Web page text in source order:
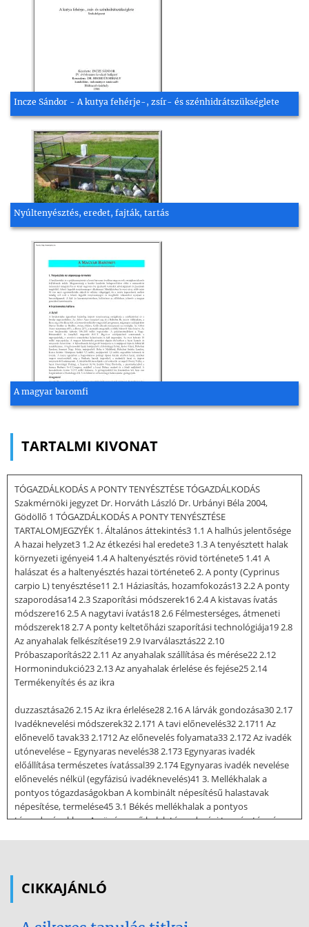
Incze Sándor - A kutya fehérje-, zsír- és szénhidrátszükséglete
Nyúltenyésztés, eredet, fajták, tartás
A magyar baromfi
TARTALMI KIVONAT
TÓGAZDÁLKODÁS A PONTY TENYÉSZTÉSE TÓGAZDÁLKODÁS
Szakmérnöki jegyzet Dr. Horváth László Dr. Urbányi Béla 2004,
Gödöllő 1 TÓGAZDÁLKODÁS A PONTY TENYÉSZTÉSE
TARTALOMJEGZYÉK 1. Általános áttekintés3 1.1 A halhús jelentősége
A hazai helyzet3 1.2 Az étkezési hal eredete3 1.3 A tenyésztett halak
környezeti igényei4 1.4 A haltenyésztés rövid története5 1.41 A
halászat és a haltenyésztés hazai története6 2. A ponty (Cyprinus
carpio L) tenyésztése11 2.1 Háziasítás, hozamfokozás13 2.2 A ponty
szaporodása14 2.3 Szaporítási módszerek16 2.4 A kistavas ívatás
módszere16 2.5 A nagytavi ívatás18 2.6 Félmesterséges, átmeneti
módszerek18 2.7 A ponty keltetőházi szaporítási technológiája19 2.8
Az anyahalak felkészítése19 2.9 Ivarválasztás22 2.10
Próbaszaporítás22 2.11 Az anyahalak szállítása és mérése22 2.12
Hormonindukció23 2.13 Az anyahalak érlelése és fejése25 2.14
Termékenyítés és az ikra
duzzasztása26 2.15 Az ikra érlelése28 2.16 A lárvák gondozása30 2.17
Ivadéknevelési módszerek32 2.171 A tavi előnevelés32 2.1711 Az
előnevelő tavak33 2.1712 Az előnevelés folyamata33 2.172 Az ivadék
utónevelése – Egynyaras nevelés38 2.173 Egynyaras ivadék
előállítása természetes ívatással39 2.174 Egynyaras ivadék nevelése
előnevelés nélkül (egyfázisú ivadéknevelés)41 3. Mellékhalak a
pontyos tógazdaságokban A kombinált népesítésű halastavak
népesítése, termelése45 3.1 Békés mellékhalak a pontyos
tógazdaságokban A növényevő halak tógazdasági tenyésztése és
PONTY TENYÉSZTÉSE 3.2 Ragadozó halak a pontyos
CIKKAJÁNLÓ